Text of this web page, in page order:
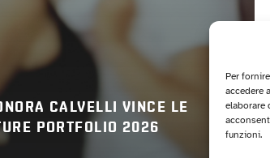
Per
accedere
elaborare
funzioni.
CALVELLI VINCE LE
PORTFOLIO 2026